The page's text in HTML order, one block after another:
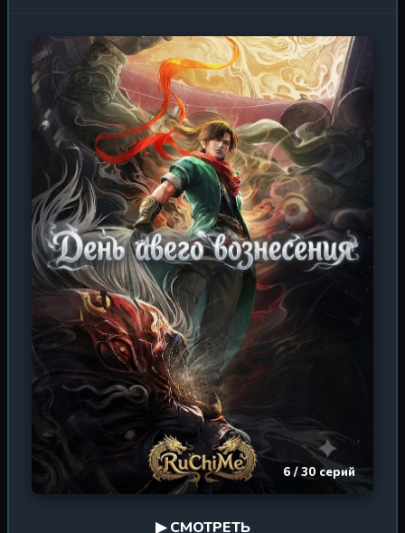
увидят эволюцию персонажей, драматические
столкновения кланов и раскрытие древних пророчеств.
Анимация обещает быть ещё более детализированной,
а битвы — зрелищными и техничными. Не Ли предстоит
сделать невозможный выбор, от которого зависит
будущее не только его друзей, но и всего континента.
Погрузитесь в атмосферу восточного фэнтези, где
каждое заклинание — это искусство, а каждый взгляд
— скрытая угроза.
8. Сказания о демонах и богах 8 2024 г. / 52 эп.
9. Сказания о демонах и богах 9 2025 г. / 52 эп.
10. Сказания о демонах и
богах 10
2026 г. / 52 эп.
6 / 30 серий
▶ СМОТРЕТЬ